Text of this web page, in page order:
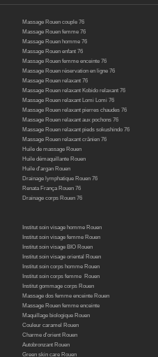
Massage Rouen couple 76
Massage Rouen femme 76
Massage Rouen homme 76
Massage Rouen enfant 76
Massage Rouen femme enceinte 76
Massage Rouen réservation en ligne 76
Massage Rouen relaxant 76
Massage Rouen relaxant Kobido relaxant 76
Massage Rouen relaxant Lomi Lomi 76
Massage Rouen relaxant pierres chaudes 76
Massage Rouen relaxant aux pochons 76
Massage Rouen relaxant pieds sokushindo 76
Massage Rouen relaxant crânien 76
Huile de massage Rouen
Huile démaquillante Rouen
Huile d'argan Rouen
Drainage lymphatique Rouen 76
Renata França Rouen 76
Drainage corps Rouen 76
Institut soin visage homme Rouen
Institut soin visage femme Rouen
Institut soin visage BIO Rouen
Institut soin visage oriental Rouen
Institut soin corps homme Rouen
Institut soin corps femme Rouen
Institut gommage corps Rouen
Massage dos femme enceinte Rouen
Massage Rouen femme enceinte
Maquillage biologique Rouen
Couleur caramel Rouen
Charme d'orient Rouen
Autobronzant Rouen
Green skin care Rouen